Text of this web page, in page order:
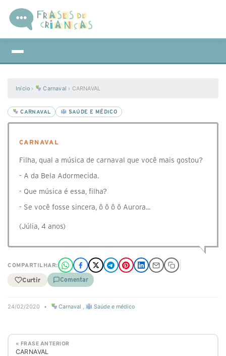
Início › Carnaval › CARNAVAL
CARNAVAL SAÚDE E MÉDICO
CARNAVAL
Filha, qual a música de carnaval que você mais gostou?
- A da Bela Adormecida.
- Que música é essa, filha?
- Se você fosse sincera, ô ô ô ô Aurora...
(Júlia, 4 anos)
COMPARTILHAR:
Curtir Comentar
24/02/2020 • Carnaval , Saúde e médico
« FRASE ANTERIOR
CARNAVAL